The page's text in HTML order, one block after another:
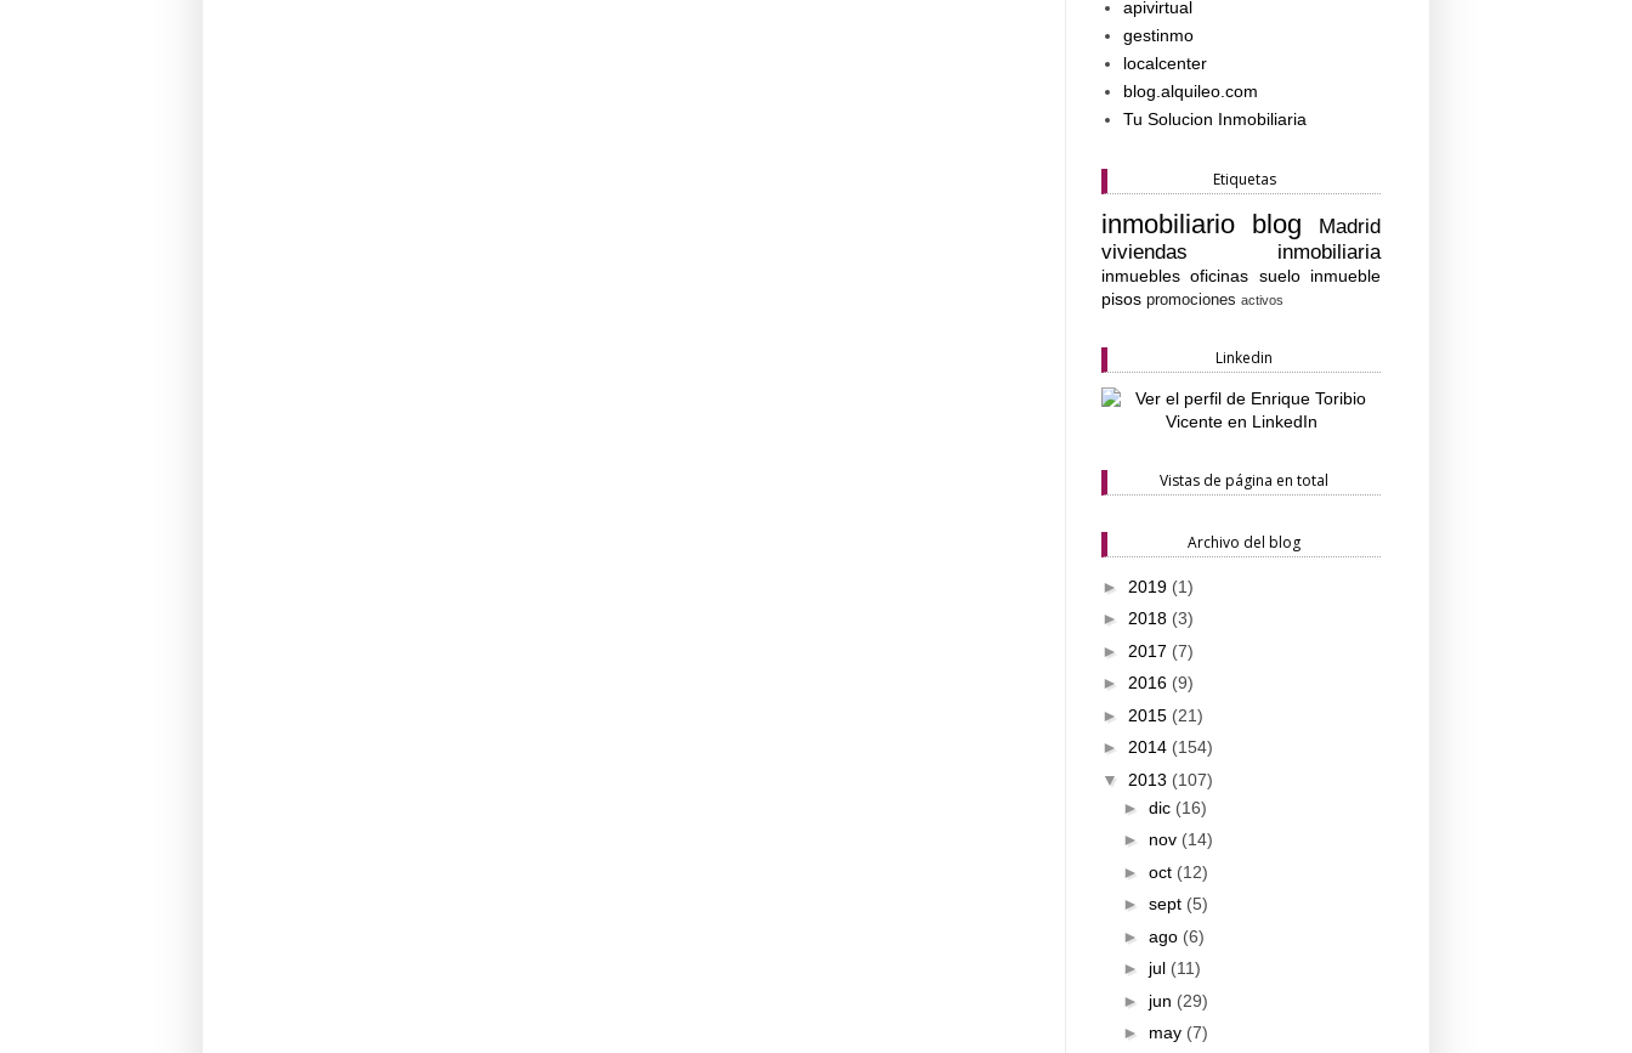
apivirtual
gestinmo
localcenter
blog.alquileo.com
Tu Solucion Inmobiliaria
Etiquetas
inmobiliario blog
Madrid
viviendas inmobiliaria
inmueblesoficinas suelo inmueble
pisos promociones activos
Linkedin
Vistas de página en total
Archivo del blog
► 2019 (1)
► 2018 (3)
► 2017 (7)
► 2016 (9)
► 2015 (21)
► 2014 (154)
▼ 2013 (107)
► dic (16)
► nov (14)
► oct (12)
► sept (5)
► ago (6)
► jul (11)
► jun (29)
► may (7)